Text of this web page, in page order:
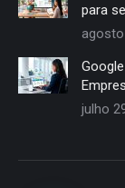
para
agosto
julho